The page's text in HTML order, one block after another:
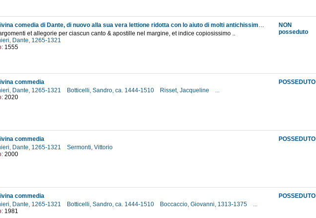
NON
posseduto
La Divina comedia di Dante, di nuovo alla sua vera lettione ridotta con lo aiuto di molti antichissimi esemplari
et allegorie per ciascun canto & apostille nel margine, et indice copiosissimo ..
Dante, 1265-1321
1555
POSSEDUTO
commedia
Dante, 1265-1321
Botticelli, Sandro, ca. 1444-1510 Risset, Jacqueline
...
2020
POSSEDUTO
commedia
Dante, 1265-1321
Sermonti, Vittorio
2000
POSSEDUTO
commedia
Dante, 1265-1321
Botticelli, Sandro, ca. 1444-1510 Boccaccio, Giovanni, 1313-1375
...
1981